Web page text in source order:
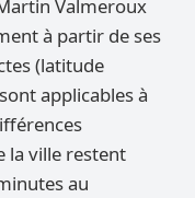
Valmeroux
à partir de ses
(latitude
applicables à
la ville restent
au